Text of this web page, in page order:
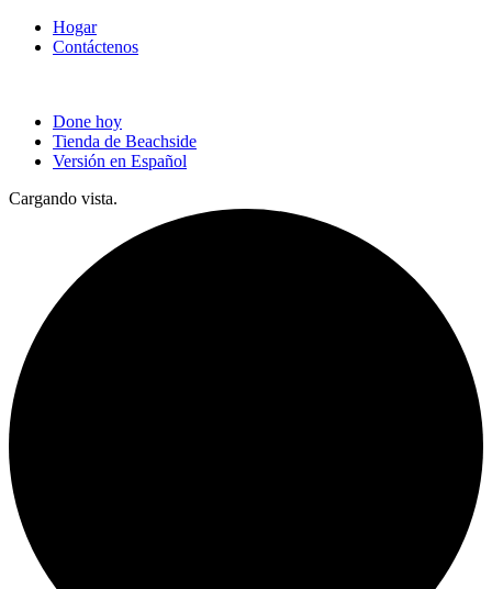
Hogar
Contáctenos
Done hoy
Tienda de Beachside
Versión en Español
Cargando vista.